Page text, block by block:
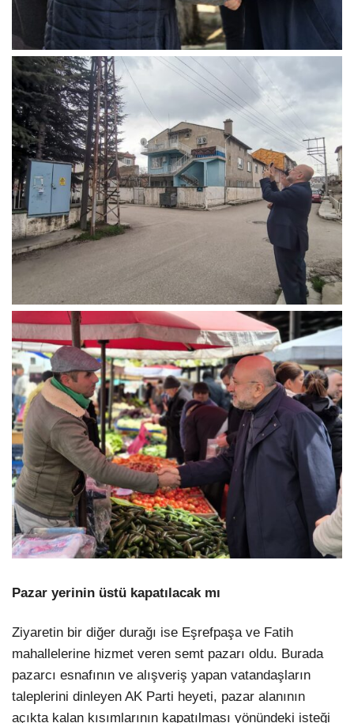
Pazar yerinin üstü kapatılacak mı
Ziyaretin bir diğer durağı ise Eşrefpaşa ve Fatih
mahallelerine hizmet veren semt pazarı oldu. Burada
pazarcı esnafının ve alışveriş yapan vatandaşların
taleplerini dinleyen AK Parti heyeti, pazar alanının
açıkta kalan kısımlarının kapatılması yönündeki isteği